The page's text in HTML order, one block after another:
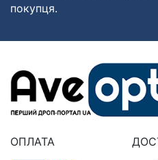
покупця.
ОПЛАТА